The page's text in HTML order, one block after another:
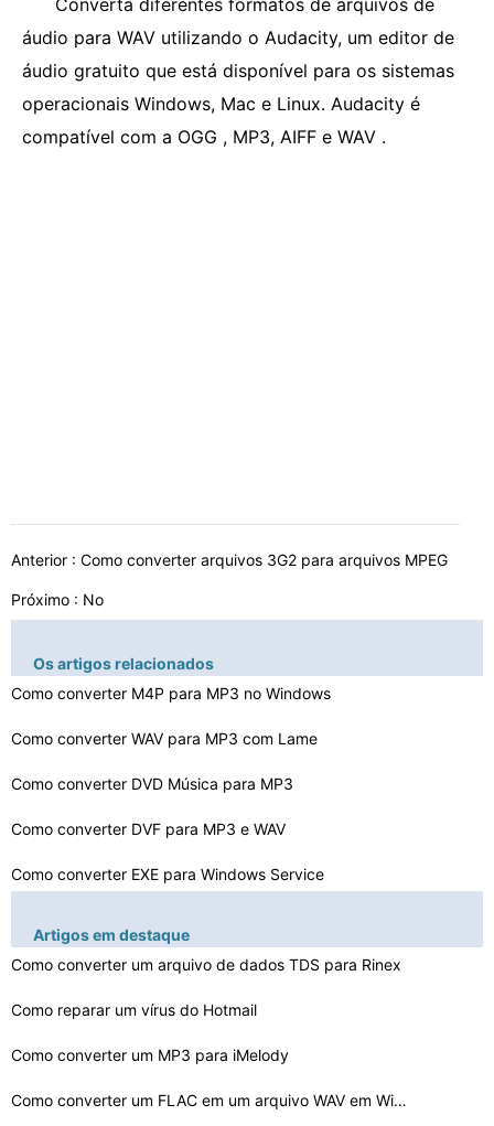
Converta diferentes formatos de arquivos de
áudio para WAV utilizando o Audacity, um editor de
áudio gratuito que está disponível para os sistemas
operacionais Windows, Mac e Linux. Audacity é
compatível com a OGG , MP3, AIFF e WAV .
Anterior : Como converter arquivos 3G2 para arquivos MPEG
Próximo : No
Os artigos relacionados
Como converter M4P para MP3 no Windows
Como converter WAV para MP3 com Lame
Como converter DVD Música para MP3
Como converter DVF para MP3 e WAV
Como converter EXE para Windows Service
Como converter um AIFF para WAV de graça
Como converter arquivos VOB para arquivos MPEG
Como converter um MP3 para um arquivo MDI
Como converter arquivos RAR para PSP
Artigos em destaque
Como converter um arquivo de dados TDS para Rinex
Como reparar um vírus do Hotmail
Como converter um MP3 para iMelody
Como converter um FLAC em um arquivo WAV em WinAmp